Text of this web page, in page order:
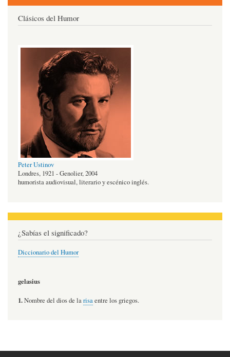
Clásicos del Humor
Peter Ustinov
Londres, 1921 - Genolier, 2004
humorista audiovisual, literario y escénico inglés.
¿Sabías el significado?
Diccionario del Humor
gelasius
1.Nombre del dios de larisaentre los griegos.